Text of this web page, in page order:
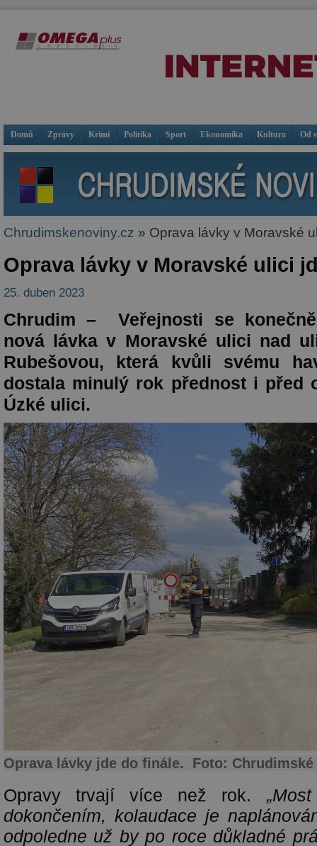
Domů Zprávy Krimi Politika Sport Ekonomika Kultura Od
Chrudimskenoviny.cz » Oprava lávky v Moravské
Oprava lávky v Moravské ulici
25. duben 2023
Chrudim – Veřejnosti se
nová lávka v Moravské ulici nad
Rubešovou, která kvůli svému
dostala minulý rok přednost i před
Úzké ulici.
Oprava lávky jde do finále. Foto:
Opravy trvají více než rok.
dokončením, kolaudace je
odpoledne už by po roce důkladné